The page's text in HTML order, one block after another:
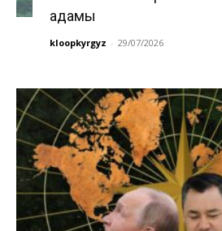
адамы
kloopkyrgyz - 29/07/2026